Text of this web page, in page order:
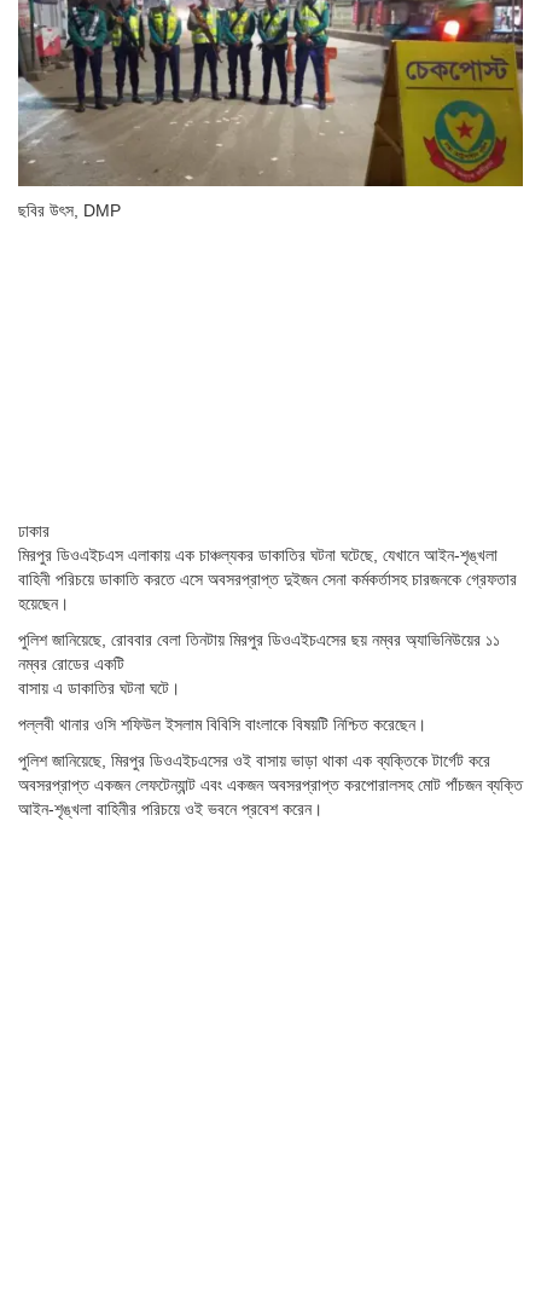
ছবির উৎস, DMP
ঢাকার
মিরপুর ডিওএইচএস এলাকায় এক চাঞ্চল্যকর ডাকাতির ঘটনা ঘটেছে, যেখানে আইন-শৃঙ্খলা
বাহিনী পরিচয়ে ডাকাতি করতে এসে অবসরপ্রাপ্ত দুইজন সেনা কর্মকর্তাসহ চারজনকে গ্রেফতার
হয়েছেন।
পুলিশ জানিয়েছে, রোববার বেলা তিনটায় মিরপুর ডিওএইচএসের ছয় নম্বর অ্যাভিনিউয়ের ১১
নম্বর রোডের একটি
বাসায় এ ডাকাতির ঘটনা ঘটে।
পল্লবী থানার ওসি শফিউল ইসলাম বিবিসি বাংলাকে বিষয়টি নিশ্চিত করেছেন।
পুলিশ জানিয়েছে, মিরপুর ডিওএইচএসের ওই বাসায় ভাড়া থাকা এক ব্যক্তিকে টার্গেট করে
অবসরপ্রাপ্ত একজন লেফটেন্যান্ট এবং একজন অবসরপ্রাপ্ত করপোরালসহ মোট পাঁচজন ব্যক্তি
আইন-শৃঙ্খলা বাহিনীর পরিচয়ে ওই ভবনে প্রবেশ করেন।